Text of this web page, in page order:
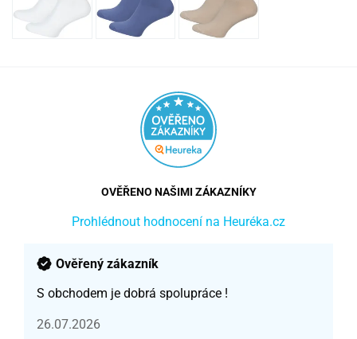
OVĚŘENO NAŠIMI ZÁKAZNÍKY
Prohlédnout hodnocení na Heuréka.cz
Ověřený zákazník
S obchodem je dobrá spolupráce !
26.07.2026